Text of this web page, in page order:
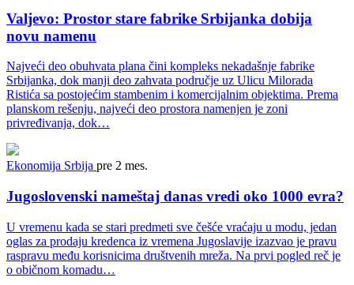
Valjevo: Prostor stare fabrike Srbijanka dobija
novu namenu
Najveći deo obuhvata plana čini kompleks nekadašnje fabrike
Srbijanka, dok manji deo zahvata područje uz Ulicu Milorada
Ristića sa postojećim stambenim i komercijalnim objektima. Prema
planskom rešenju, najveći deo prostora namenjen je zoni
privređivanja, dok…
Ekonomija Srbija pre 2 mes.
Jugoslovenski nameštaj danas vredi oko 1000 evra?
U vremenu kada se stari predmeti sve češće vraćaju u modu, jedan
oglas za prodaju kredenca iz vremena Jugoslavije izazvao je pravu
raspravu među korisnicima društvenih mreža. Na prvi pogled reč je
o običnom komadu…